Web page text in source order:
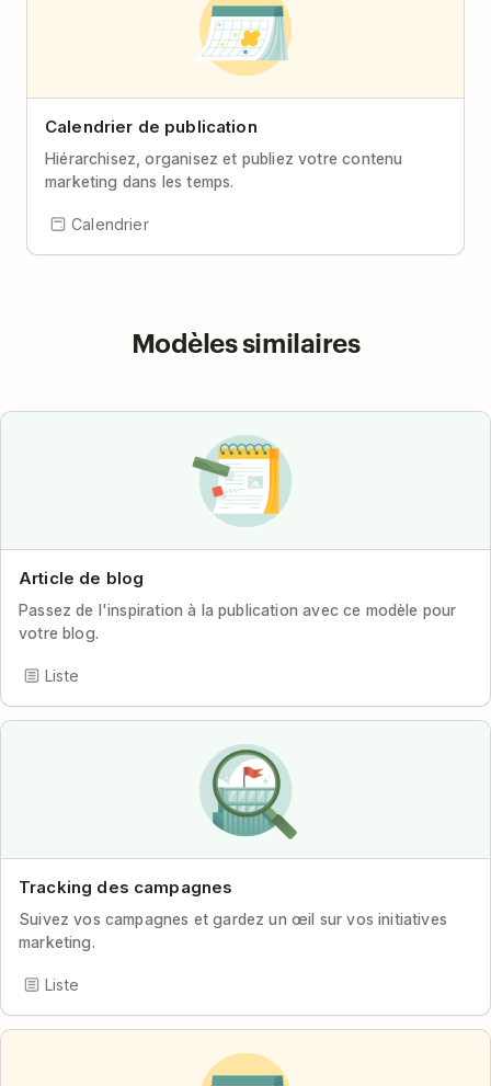
Calendrier de publication
Hiérarchisez, organisez et publiez votre contenu
marketing dans les temps.
Calendrier
Modèles similaires
Article de blog
Passez de l'inspiration à la publication avec ce modèle pour
votre blog.
Liste
Tracking des campagnes
Suivez vos campagnes et gardez un œil sur vos initiatives
marketing.
Liste